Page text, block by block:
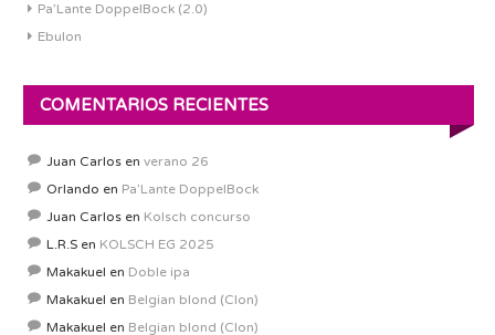
Pa’Lante DoppelBock (2.0)
Ebulon
COMENTARIOS RECIENTES
Juan Carlos en verano 26
Orlando en Pa’Lante DoppelBock
Juan Carlos en Kolsch concurso
L.R.S en KOLSCH EG 2025
Makakuel en Doble ipa
Makakuel en Belgian blond (Clon)
Makakuel en Belgian blond (Clon)